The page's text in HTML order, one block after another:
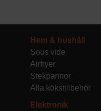
Hem & hushåll
Sous vide
Airfryer
Stekpannor
Alla kökstillbehör
Elektronik